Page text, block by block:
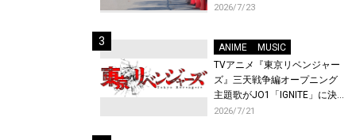
マラソン」エントリー受付開
2026/7/23
ANIME
MUSIC
TVアニメ『東京リベンジャー
ズ』三天戦争編オープニング
主題歌がJO1「IGNITE」に決
定！メンバー全員から喜びと
2026/7/21